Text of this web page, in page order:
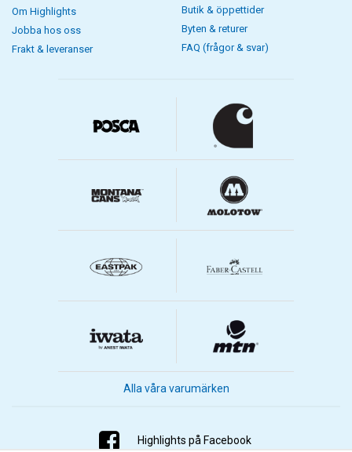
Om Highlights
Jobba hos oss
Frakt & leveranser
Butik & öppettider
Byten & returer
FAQ (frågor & svar)
Alla våra varumärken
Highlights på Facebook